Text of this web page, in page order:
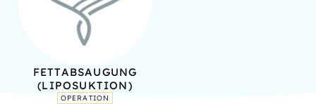
FETTAB­SAUGUNG
(LIPO­SUKTION)
OPERATION